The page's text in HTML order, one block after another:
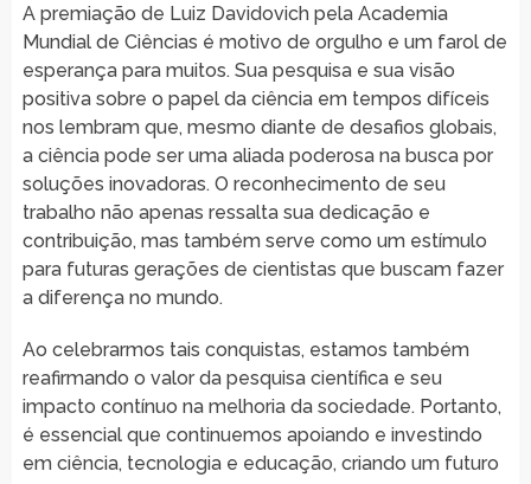
A premiação de Luiz Davidovich pela Academia
Mundial de Ciências é motivo de orgulho e um farol de
esperança para muitos. Sua pesquisa e sua visão
positiva sobre o papel da ciência em tempos difíceis
nos lembram que, mesmo diante de desafios globais,
a ciência pode ser uma aliada poderosa na busca por
soluções inovadoras. O reconhecimento de seu
trabalho não apenas ressalta sua dedicação e
contribuição, mas também serve como um estímulo
para futuras gerações de cientistas que buscam fazer
a diferença no mundo.
Ao celebrarmos tais conquistas, estamos também
reafirmando o valor da pesquisa científica e seu
impacto contínuo na melhoria da sociedade. Portanto,
é essencial que continuemos apoiando e investindo
em ciência, tecnologia e educação, criando um futuro